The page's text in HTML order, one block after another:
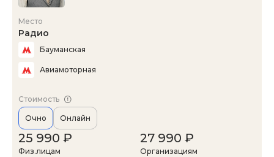
Место
Радио
Бауманская
Авиамоторная
Стоимость
Очно Онлайн
25 990 ₽
Физ.лицам
27 990 ₽
Организациям